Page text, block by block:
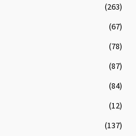
(263)
(67)
(78)
(87)
(84)
(12)
(137)